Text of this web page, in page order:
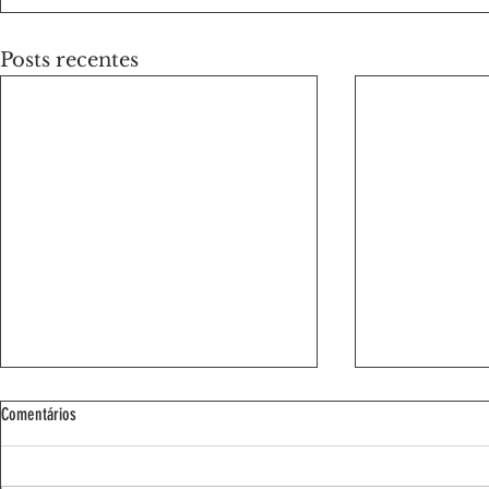
Posts recentes
Comentários